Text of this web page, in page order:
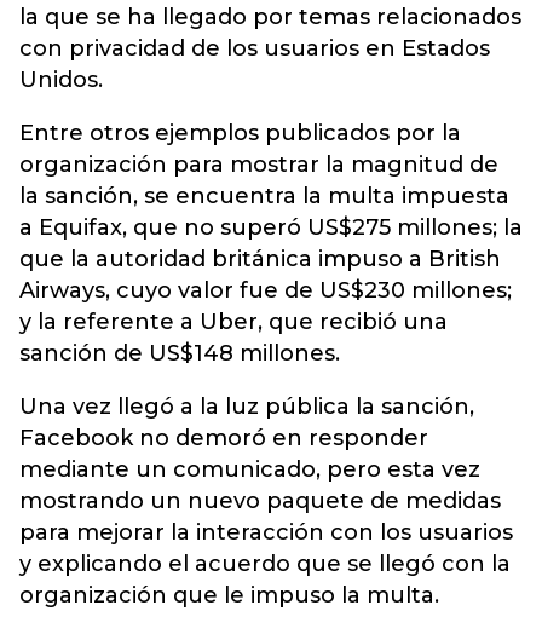
la que se ha llegado por temas relacionados
con privacidad de los usuarios en Estados
Unidos.
Entre otros ejemplos publicados por la
organización para mostrar la magnitud de
la sanción, se encuentra la multa impuesta
a Equifax, que no superó US$275 millones; la
que la autoridad británica impuso a British
Airways, cuyo valor fue de US$230 millones;
y la referente a Uber, que recibió una
sanción de US$148 millones.
Una vez llegó a la luz pública la sanción,
Facebook no demoró en responder
mediante un comunicado, pero esta vez
mostrando un nuevo paquete de medidas
para mejorar la interacción con los usuarios
y explicando el acuerdo que se llegó con la
organización que le impuso la multa.